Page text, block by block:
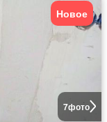
7фото
Новое